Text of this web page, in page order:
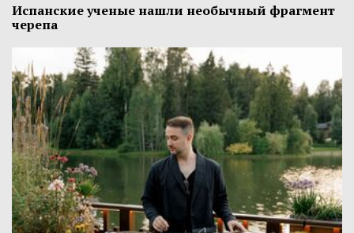
Испанские ученые нашли необычный фрагмент
черепа